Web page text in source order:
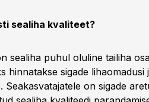
sealiha kvaliteet?
sealiha puhul oluline tailiha
hinnatakse sigade
Seakasvatajatele on sigade